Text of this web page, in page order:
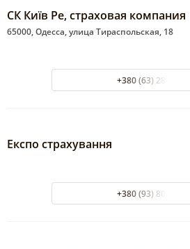
СК Київ Ре, страховая компания
65000, Одесса, улица Тираспольская, 18
+380 (63) 289-89-60
Експо страхування
+380 (93) 807-25-95